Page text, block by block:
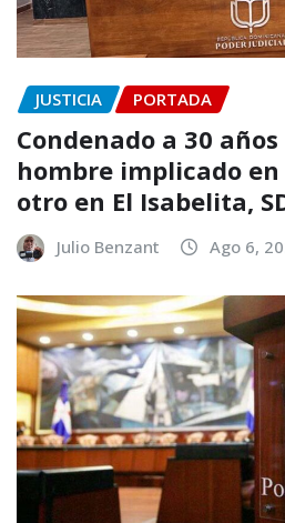
JUSTICIA PORTADA
Condenado a 30
hombre implicado
otro en El Isabelita,
Julio Benzant Ago 6,